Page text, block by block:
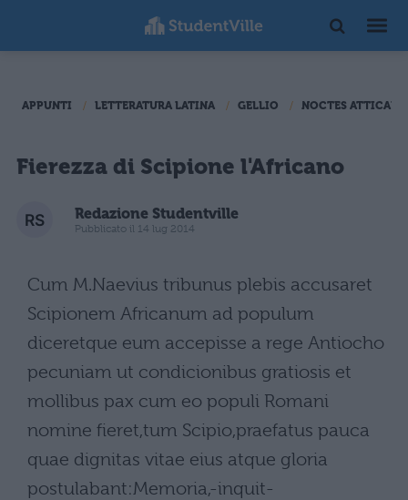
APPUNTI LETTERATURA LATINA GELLIO NOCTES ATTICAE
Fierezza di Scipione l'Africano
Redazione Studentville
Pubblicato il 14 lug 2014
Cum M.Naevius tribunus plebis accusaret
Scipionem Africanum ad populum
diceretque eum accepisse a rege Antiocho
pecuniam ut condicionibus gratiosis et
mollibus pax cum eo populi Romani
nomine fieret,tum Scipio,praefatus pauca
quae dignitas vitae eius atque gloria
postulabant:Memoria,-inquit-